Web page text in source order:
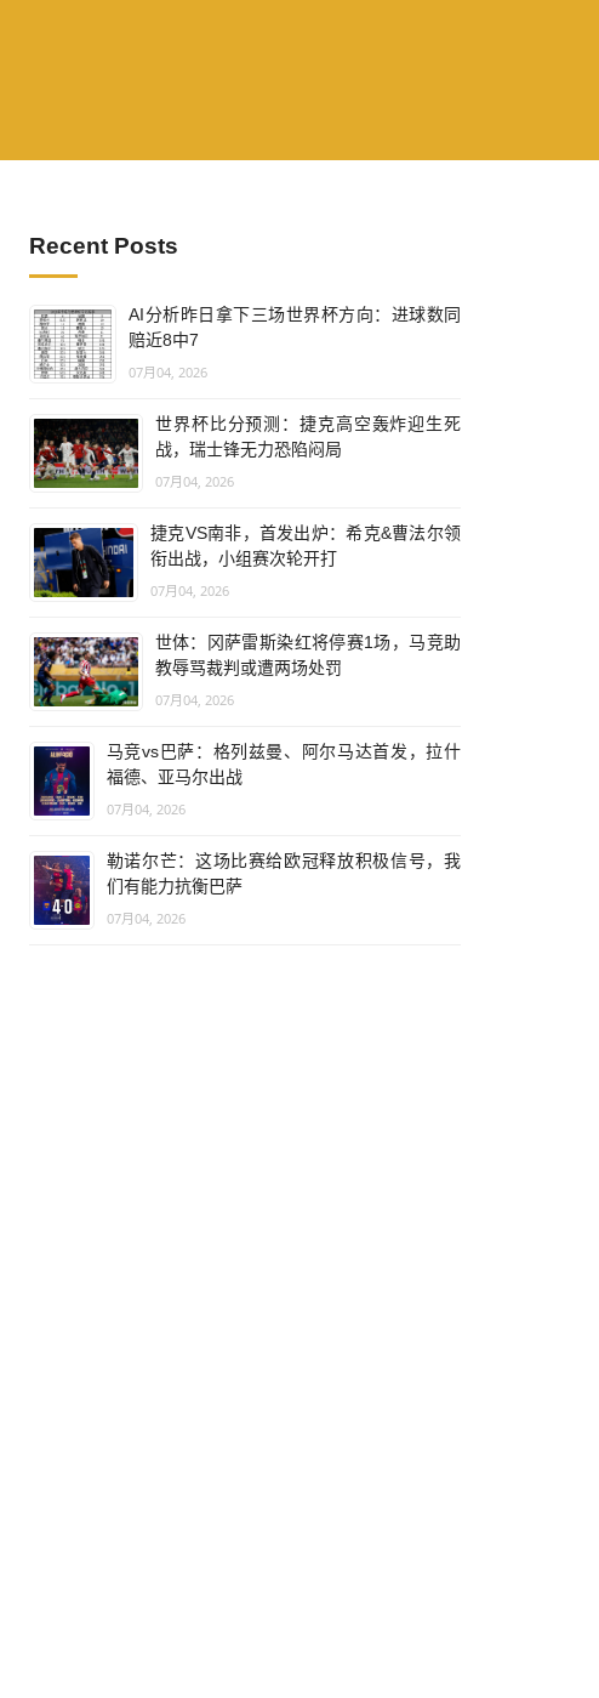
Recent Posts
AI分析昨日拿下三场世界杯方向：进球数同
赔近8中7
07月04, 2026
世界杯比分预测：捷克高空轰炸迎生死
战，瑞士锋无力恐陷闷局
07月04, 2026
捷克VS南非，首发出炉：希克&曹法尔领
衔出战，小组赛次轮开打
07月04, 2026
世体：冈萨雷斯染红将停赛1场，马竞助
教辱骂裁判或遭两场处罚
07月04, 2026
马竞vs巴萨：格列兹曼、阿尔马达首发，拉什
福德、亚马尔出战
07月04, 2026
勒诺尔芒：这场比赛给欧冠释放积极信号，我
们有能力抗衡巴萨
07月04, 2026